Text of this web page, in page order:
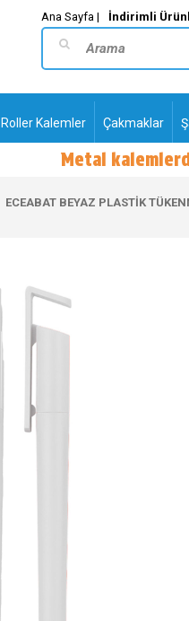
Ana Sayfa | İndirimli
Roller Kalemler Çakmaklar
ECEABAT BEYAZ PLASTİK